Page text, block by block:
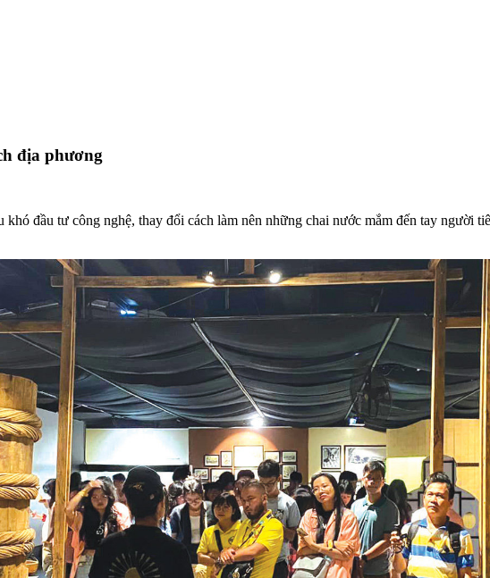
địa phương
khó đầu tư công nghệ, thay đổi cách làm nên những chai nước mắm đến tay người